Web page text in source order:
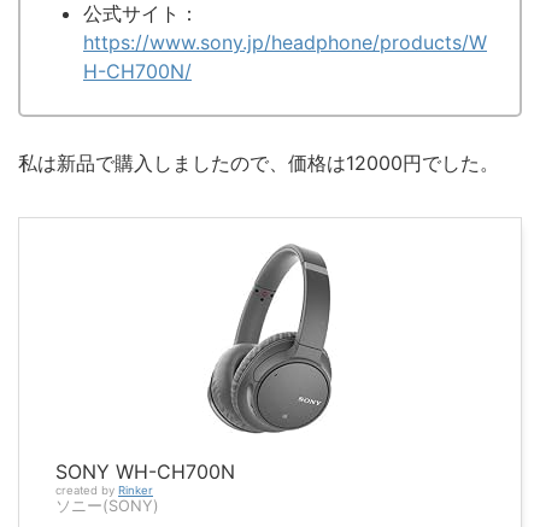
公式サイト：
https://www.sony.jp/headphone/products/W
H-CH700N/
私は新品で購入しましたので、価格は12000円でした。
SONY WH-CH700N
created by Rinker
ソニー(SONY)